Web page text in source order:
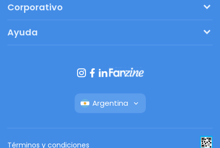
Corporativo
Regalos originales
Ayuda
Botón de arrepentimiento
Argentina
Términos y condiciones